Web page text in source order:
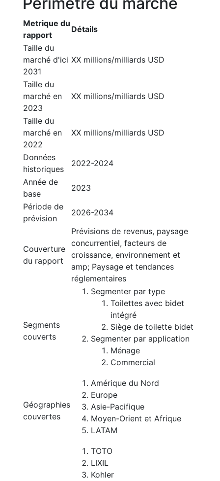
Metrique du
rapport
Détails
Taille du
marché d'ici
2031
XX millions/milliards USD
Taille du
marché en
2023
XX millions/milliards USD
Taille du
marché en
2022
XX millions/milliards USD
Données
historiques
2022-2024
Année de
base
2023
Période de
prévision
2026-2034
Couverture
du rapport
Prévisions de revenus, paysage
concurrentiel, facteurs de
croissance, environnement et
amp; Paysage et tendances
réglementaires
Segments
couverts
Segmenter par type
Toilettes avec bidet
intégré
Siège de toilette bidet
Segmenter par application
Ménage
Commercial
Géographies
couvertes
Amérique du Nord
Europe
Asie-Pacifique
Moyen-Orient et Afrique
LATAM
TOTO
LIXIL
Kohler